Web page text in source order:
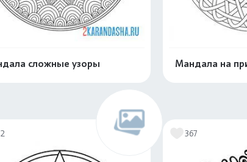
сложные узоры Мандала на
367